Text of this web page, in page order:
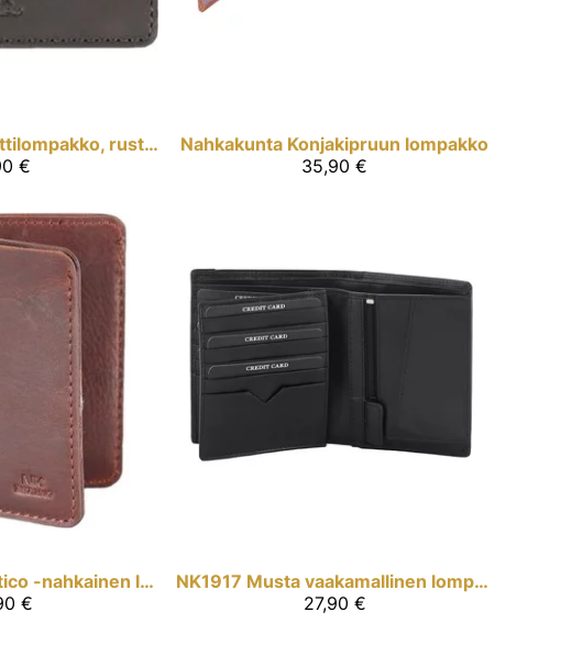
Musta korttilompakko, rustico
€
Nahkakunta Konjakipruun lompakko
35,90 €
Pruun rustico -nahkainen lompakko
€
NK1917
Musta vaakamallinen lompakko
27,90 €